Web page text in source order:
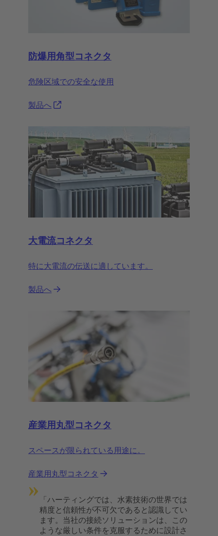
防爆用角型コネクタ
危険区域での安全な使用
製品へ
大電流コネクタ
特に大電流の伝送に適しています。
製品へ
産業用丸型コネクタ
スペースが限られている用途に。
産業用丸型コネクタ
»
「ハーティングでは、水素技術の世界では
精度と信頼性が不可欠であると認識してい
ます。当社の接続ソリューションは、この
ような厳しい条件を克服するために設計さ